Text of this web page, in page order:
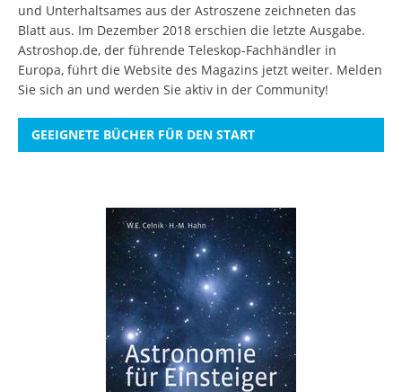
und Unterhaltsames aus der Astroszene zeichneten das
Blatt aus. Im Dezember 2018 erschien die letzte Ausgabe.
Astroshop.de, der führende Teleskop-Fachhändler in
Europa, führt die Website des Magazins jetzt weiter. Melden
Sie sich an und werden Sie aktiv in der Community!
GEEIGNETE BÜCHER FÜR DEN START